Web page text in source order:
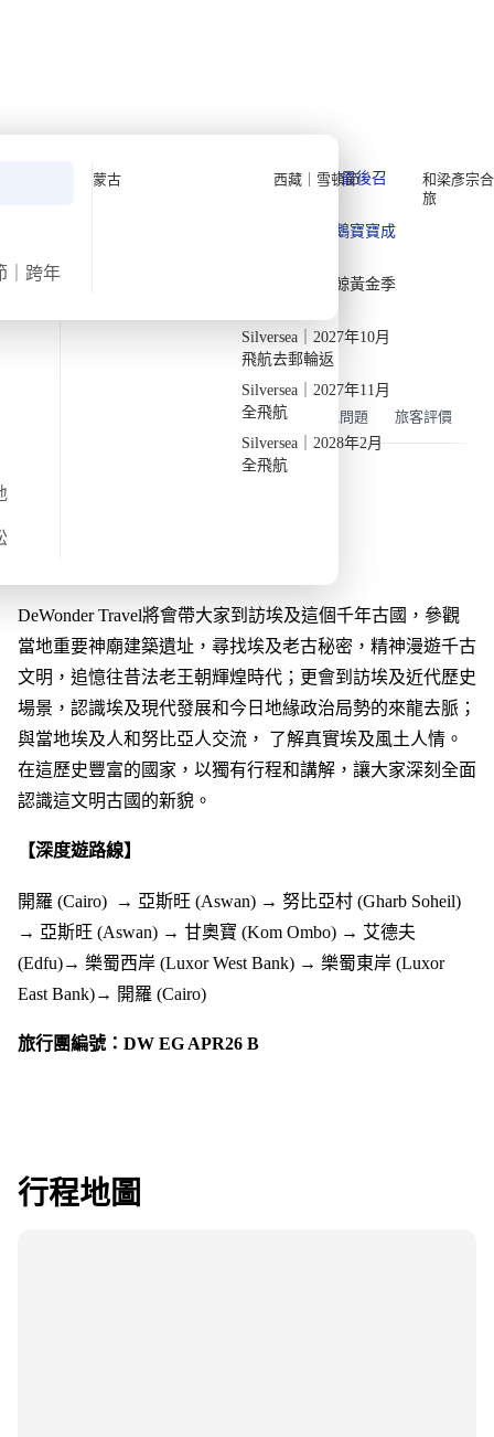
Quark 極地探險先鋒
Quark｜11月初最後召
Quark｜1月企鵝寶寶成
Quark｜3月觀鯨黃金季
Silversea｜2027年10月
飛航去郵輪返
Silversea｜2027年11月
全飛航
Silversea｜2028年2月
全飛航
和梁彥宗
旅
｜跨年
蒙古 西藏｜雪頓節
四月初復活節埃及深度遊【8日7
8日7夜
氣溫
14/36度 約19小時
出發地
DW EG APR26 B
參觀古埃及偉大建築遺跡，走進不朽傳奇。
包含 常見問題 旅客評價
DeWonder Travel將會帶大家到訪埃及這個千年古國，參觀
當地重要神廟建築遺址，尋找埃及老古秘密，精神漫遊千古
文明，追憶往昔法老王朝輝煌時代；更會到訪埃及近代歷史
場景，認識埃及現代發展和今日地緣政治局勢的來龍去脈；
與當地埃及人和努比亞人交流， 了解真實埃及風土人情。
在這歷史豐富的國家，以獨有行程和講解，讓大家深刻全面
認識這文明古國的新貌。
【深度遊路線】
開羅 (Cairo) → 亞斯旺 (Aswan) → 努比亞村 (Gharb Soheil)
→ 亞斯旺 (Aswan) → 甘奧寶 (Kom Ombo) → 艾德夫
(Edfu)→ 樂蜀西岸 (Luxor West Bank) → 樂蜀東岸 (Luxor
East Bank)→ 開羅 (Cairo)
旅行團編號：DW EG APR26 B
行程地圖